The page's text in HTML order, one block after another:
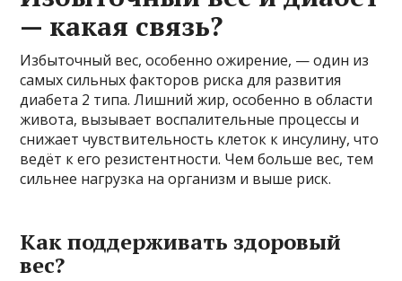
— какая связь?
Избыточный вес, особенно ожирение, — один из
самых сильных факторов риска для развития
диабета 2 типа. Лишний жир, особенно в области
живота, вызывает воспалительные процессы и
снижает чувствительность клеток к инсулину, что
ведёт к его резистентности. Чем больше вес, тем
сильнее нагрузка на организм и выше риск.
Как поддерживать здоровый
вес?